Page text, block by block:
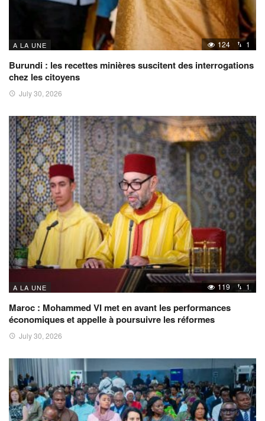
A LA UNE 124 1
Burundi : les recettes minières suscitent des interrogations
chez les citoyens
July 30, 2026
A LA UNE 119 1
Maroc : Mohammed VI met en avant les performances
économiques et appelle à poursuivre les réformes
July 30, 2026